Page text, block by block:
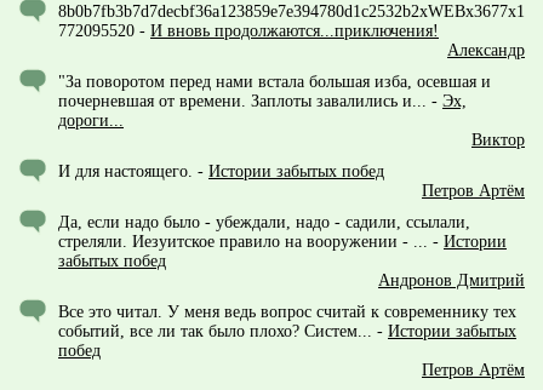
8b0b7fb3b7d7decbf36a123859e7e394780d1c2532b2xWEBx3677x1
772095520 - И вновь продолжаются...приключения!
Александр
"За поворотом перед нами встала большая изба, осевшая и
почерневшая от времени. Заплоты завалились и...
- Эх,
дороги...
Виктор
И для настоящего. - Истории забытых побед
Петров Артём
Да, если надо было - убеждали, надо - садили, ссылали,
стреляли. Иезуитское правило на вооружении - ...
- Истории
забытых побед
Андронов Дмитрий
Все это читал. У меня ведь вопрос считай к современнику тех
событий, все ли так было плохо? Систем...
- Истории забытых
побед
Петров Артём